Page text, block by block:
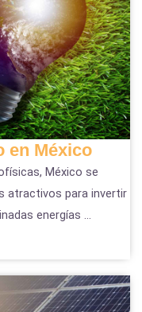
en México
México se
atractivos para invertir
energías ...